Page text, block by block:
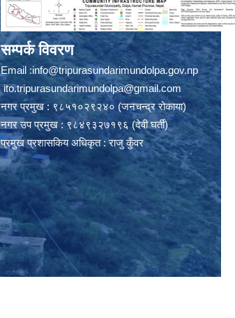
सम्पर्क विवरण
Email :info@tripurasundarimundolpa.gov.np
ito.tripurasundarimundolpa@gmail.com
नगर प्रमुख : ९८५१०२९२४० (जनचन्द्र रोकाया)
नगर उप प्रमुख : ९८४९३२७१९६ (देवी घर्ती)
प्रमुख प्रशासकिय अधिकृत : राजु कुँवर